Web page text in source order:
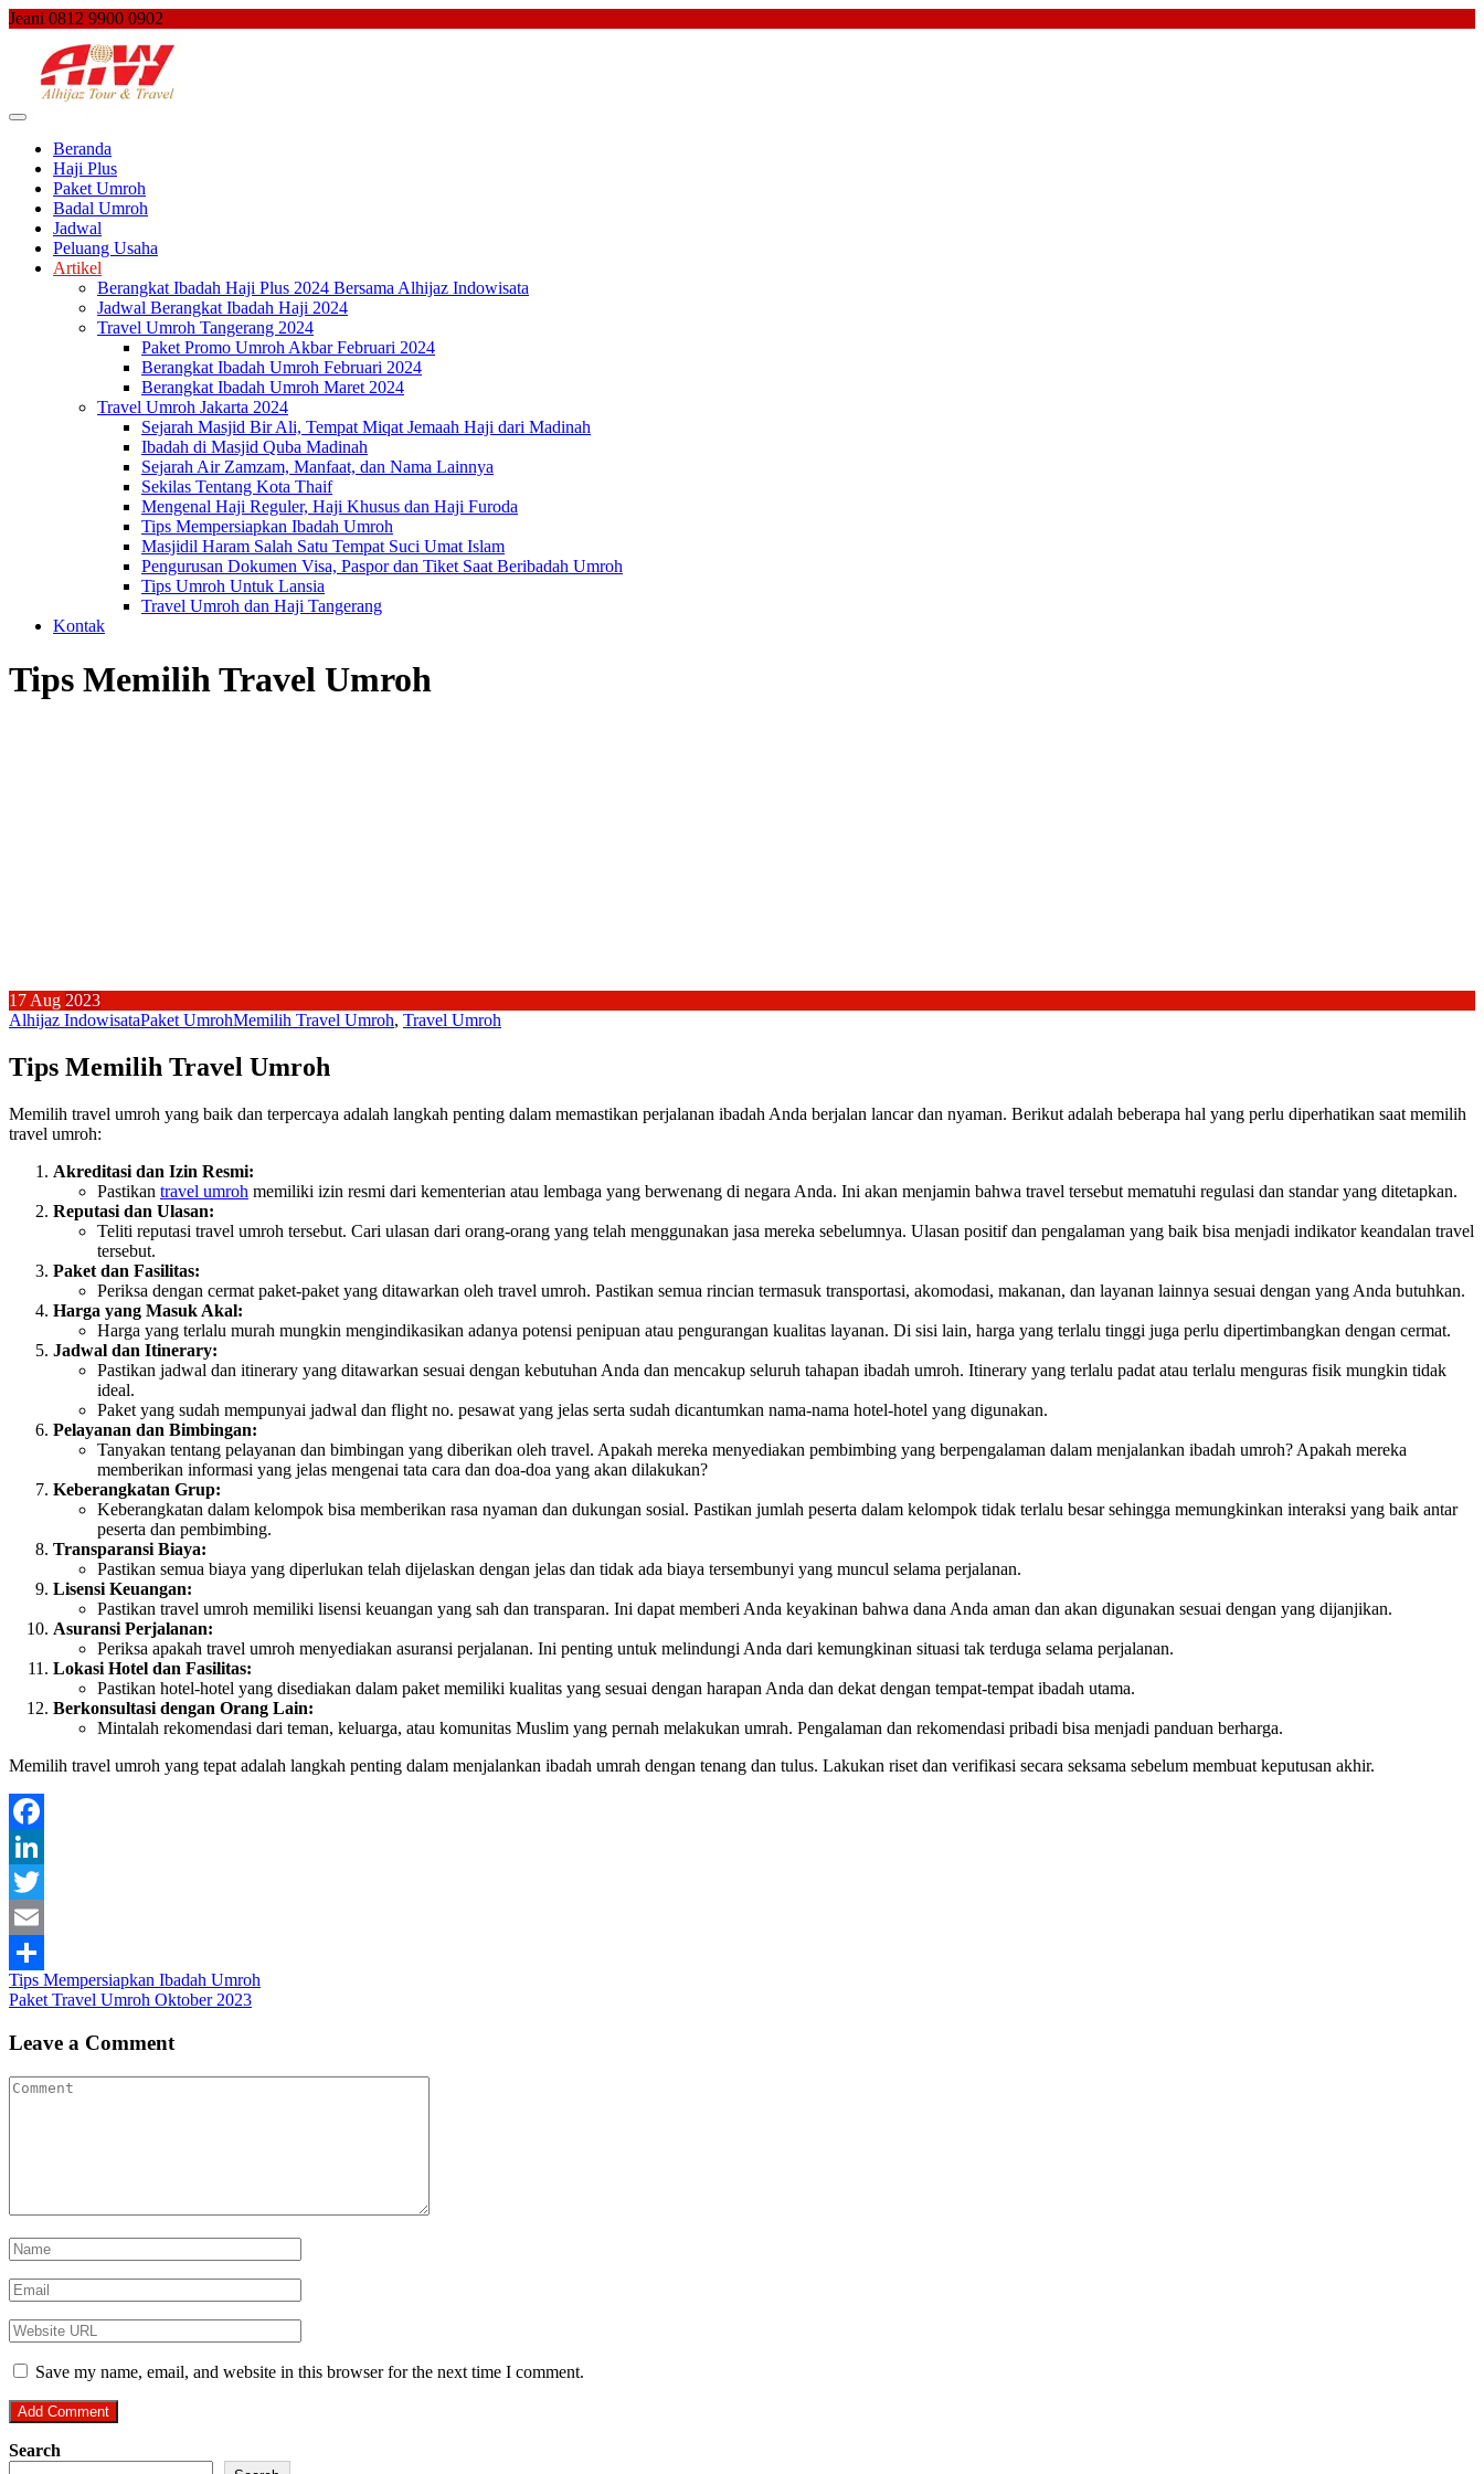
Skip
content
Jeani 0812 9900 0902
Beranda
Haji Plus
Paket Umroh
Badal Umroh
Jadwal
Peluang Usaha
Artikel
Berangkat Ibadah Haji Plus 2024 Bersama Alhijaz Indowisata
Jadwal Berangkat Ibadah Haji 2024
Travel Umroh Tangerang 2024
Paket Promo Umroh Akbar Februari 2024
Berangkat Ibadah Umroh Februari 2024
Berangkat Ibadah Umroh Maret 2024
Travel Umroh Jakarta 2024
Sejarah Masjid Bir Ali, Tempat Miqat Jemaah Haji dari Madinah
Ibadah di Masjid Quba Madinah
Sejarah Air Zamzam, Manfaat, dan Nama Lainnya
Sekilas Tentang Kota Thaif
Mengenal Haji Reguler, Haji Khusus dan Haji Furoda
Tips Mempersiapkan Ibadah Umroh
Masjidil Haram Salah Satu Tempat Suci Umat Islam
Pengurusan Dokumen Visa, Paspor dan Tiket Saat Beribadah Umroh
Tips Umroh Untuk Lansia
Travel Umroh dan Haji Tangerang
Kontak
Tips Memilih Travel Umroh
17Aug 2023
Alhijaz IndowisataPaket UmrohMemilih Travel Umroh, Travel Umroh
Tips Memilih Travel Umroh
Memilih travel umroh yang baik dan terpercaya adalah langkah penting dalam memastikan perjalanan ibadah Anda berjalan lancar dan nyaman. Berikut adalah beberapa hal yang perlu diperhatikan saat memilih
travel umroh:
Akreditasi dan Izin Resmi:
Pastikan travel umroh memiliki izin resmi dari kementerian atau lembaga yang berwenang di negara Anda. Ini akan menjamin bahwa travel tersebut mematuhi regulasi dan standar yang ditetapkan.
Reputasi dan Ulasan:
Teliti reputasi travel umroh tersebut. Cari ulasan dari orang-orang yang telah menggunakan jasa mereka sebelumnya. Ulasan positif dan pengalaman yang baik bisa menjadi indikator keandalan travel
tersebut.
Paket dan Fasilitas:
Periksa dengan cermat paket-paket yang ditawarkan oleh travel umroh. Pastikan semua rincian termasuk transportasi, akomodasi, makanan, dan layanan lainnya sesuai dengan yang Anda butuhkan.
Harga yang Masuk Akal:
Harga yang terlalu murah mungkin mengindikasikan adanya potensi penipuan atau pengurangan kualitas layanan. Di sisi lain, harga yang terlalu tinggi juga perlu dipertimbangkan dengan cermat.
Jadwal dan Itinerary:
Pastikan jadwal dan itinerary yang ditawarkan sesuai dengan kebutuhan Anda dan mencakup seluruh tahapan ibadah umroh. Itinerary yang terlalu padat atau terlalu menguras fisik mungkin tidak
ideal.
Paket yang sudah mempunyai jadwal dan flight no. pesawat yang jelas serta sudah dicantumkan nama-nama hotel-hotel yang digunakan.
Pelayanan dan Bimbingan:
Tanyakan tentang pelayanan dan bimbingan yang diberikan oleh travel. Apakah mereka menyediakan pembimbing yang berpengalaman dalam menjalankan ibadah umroh? Apakah mereka
memberikan informasi yang jelas mengenai tata cara dan doa-doa yang akan dilakukan?
Keberangkatan Grup:
Keberangkatan dalam kelompok bisa memberikan rasa nyaman dan dukungan sosial. Pastikan jumlah peserta dalam kelompok tidak terlalu besar sehingga memungkinkan interaksi yang baik antar
peserta dan pembimbing.
Transparansi Biaya:
Pastikan semua biaya yang diperlukan telah dijelaskan dengan jelas dan tidak ada biaya tersembunyi yang muncul selama perjalanan.
Lisensi Keuangan:
Pastikan travel umroh memiliki lisensi keuangan yang sah dan transparan. Ini dapat memberi Anda keyakinan bahwa dana Anda aman dan akan digunakan sesuai dengan yang dijanjikan.
Asuransi Perjalanan:
Periksa apakah travel umroh menyediakan asuransi perjalanan. Ini penting untuk melindungi Anda dari kemungkinan situasi tak terduga selama perjalanan.
Lokasi Hotel dan Fasilitas:
Pastikan hotel-hotel yang disediakan dalam paket memiliki kualitas yang sesuai dengan harapan Anda dan dekat dengan tempat-tempat ibadah utama.
Berkonsultasi dengan Orang Lain:
Mintalah rekomendasi dari teman, keluarga, atau komunitas Muslim yang pernah melakukan umrah. Pengalaman dan rekomendasi pribadi bisa menjadi panduan berharga.
Memilih travel umroh yang tepat adalah langkah penting dalam menjalankan ibadah umrah dengan tenang dan tulus. Lakukan riset dan verifikasi secara seksama sebelum membuat keputusan akhir.
Facebook
LinkedIn
Twitter
Email
Share
Post
navigation
Tips Mempersiapkan Ibadah Umroh
Paket Travel Umroh Oktober 2023
Leave a Comment
Save my name, email, and website in this browser for the next time I comment.
Search